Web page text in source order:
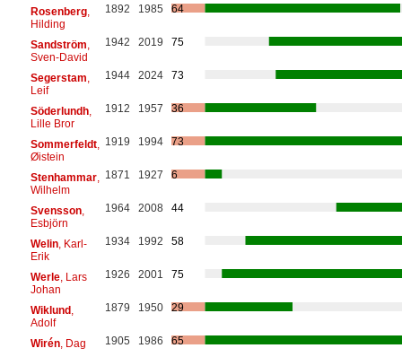
Rosenberg,
Hilding
1892 1985 64
Sandström
Sven-David
1942 2019 75
Segerstam
Leif
1944 2024 73
Söderlundh,
Lille Bror
1912 1957 36
Sommerfeldt,
Øistein
1919 1994 73
Stenhammar,
Wilhelm
1871 1927 6
Svensson,
Esbjörn
1964 2008 44
Welin, Karl-
Erik
1934 1992 58
Werle, Lars
Johan
1926 2001 75
Wiklund,
Adolf
1879 1950 29
Wirén, Dag 1905 1986 65